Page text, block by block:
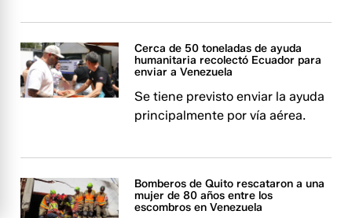
Cerca de 50 toneladas de ayuda
humanitaria recolectó Ecuador para
enviar a Venezuela
Se tiene previsto enviar la ayuda
principalmente por vía aérea.
Bomberos de Quito rescataron a una
mujer de 80 años entre los
escombros en Venezuela